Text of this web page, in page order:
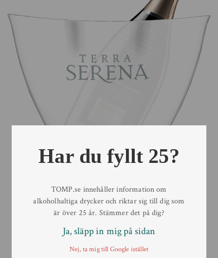
Har du fyllt 25?
TOMP.se innehåller information om
alkoholhaltiga drycker och riktar sig till dig som
är över 25 år. Stämmer det på dig?
Ja, släpp in mig på sidan
Nej, ta mig till Google istället